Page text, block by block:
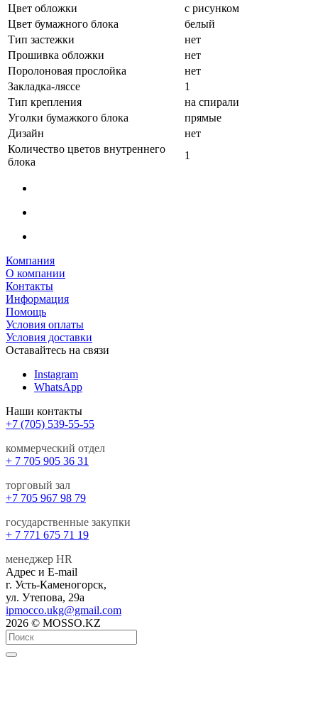
Цвет обложки
с рисунком
Цвет бумажного блока
белый
Тип застежки
нет
Прошивка обложки
нет
Поролоновая прослойка
нет
Закладка-ляссе
1
Тип крепления
на спирали
Уголки бумажкого блока
прямые
Дизайн
нет
Количество цветов внутреннего
блока
1
Компания
О компании
Контакты
Информация
Помощь
Условия оплаты
Условия доставки
Оставайтесь на связи
Instagram
WhatsApp
Наши контакты
+7 (705) 539-55-55
коммерческий отдел
+ 7 705 905 36 31
торговый зал
+7 705 967 98 79
государственные закупки
+ 7 771 675 71 19
менеджер HR
Адрес и E-mail
г. Усть-Каменогорск,
ул. Утепова, 29а
ipmocco.ukg@gmail.com
2026 © MOSSO.KZ